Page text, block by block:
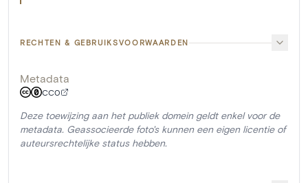
RECHTEN & GEBRUIKSVOORWAARDEN
Metadata
CC0
Deze toewijzing aan het publiek domein geldt enkel voor de
metadata. Geassocieerde foto's kunnen een eigen licentie of
auteursrechtelijke status hebben.